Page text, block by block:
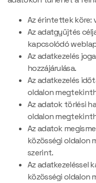
Az érintettek köre:
Az adatgyűjtés
kapcsolódó
Az adatkezelés
hozzájárulása.
Az adatkezelés
oldalon
Az adatok törlési
oldalon
Az adatok
közösségi oldalon
szerint.
Az adatkezeléssel
közösségi oldalon